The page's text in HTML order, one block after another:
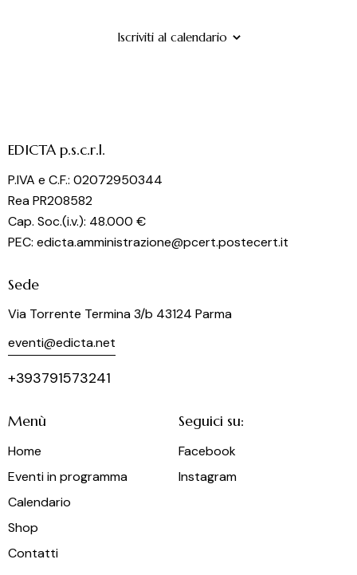
Iscriviti al calendario
EDICTA p.s.c.r.l.
P.IVA e C.F.: 02072950344
Rea PR208582
Cap. Soc.(i.v.): 48.000 €
PEC: edicta.amministrazione@pcert.postecert.it
Sede
Via Torrente Termina 3/b 43124 Parma
eventi@edicta.net
+393791573241
Menù
Home
Eventi in programma
Calendario
Shop
Contatti
Seguici su:
Facebook
Instagram